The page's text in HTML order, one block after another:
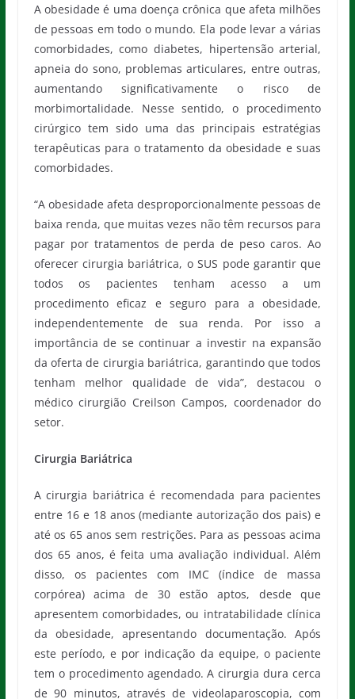
A obesidade é uma doença crônica que afeta milhões
de pessoas em todo o mundo. Ela pode levar a várias
comorbidades, como diabetes, hipertensão arterial,
apneia do sono, problemas articulares, entre outras,
aumentando significativamente o risco de
morbimortalidade. Nesse sentido, o procedimento
cirúrgico tem sido uma das principais estratégias
terapêuticas para o tratamento da obesidade e suas
comorbidades.
“A obesidade afeta desproporcionalmente pessoas de
baixa renda, que muitas vezes não têm recursos para
pagar por tratamentos de perda de peso caros. Ao
oferecer cirurgia bariátrica, o SUS pode garantir que
todos os pacientes tenham acesso a um
procedimento eficaz e seguro para a obesidade,
independentemente de sua renda. Por isso a
importância de se continuar a investir na expansão
da oferta de cirurgia bariátrica, garantindo que todos
tenham melhor qualidade de vida”, destacou o
médico cirurgião Creilson Campos, coordenador do
setor.
Cirurgia Bariátrica
A cirurgia bariátrica é recomendada para pacientes
entre 16 e 18 anos (mediante autorização dos pais) e
até os 65 anos sem restrições. Para as pessoas acima
dos 65 anos, é feita uma avaliação individual. Além
disso, os pacientes com IMC (índice de massa
corpórea) acima de 30 estão aptos, desde que
apresentem comorbidades, ou intratabilidade clínica
da obesidade, apresentando documentação. Após
este período, e por indicação da equipe, o paciente
tem o procedimento agendado. A cirurgia dura cerca
de 90 minutos, através de videolaparoscopia, com